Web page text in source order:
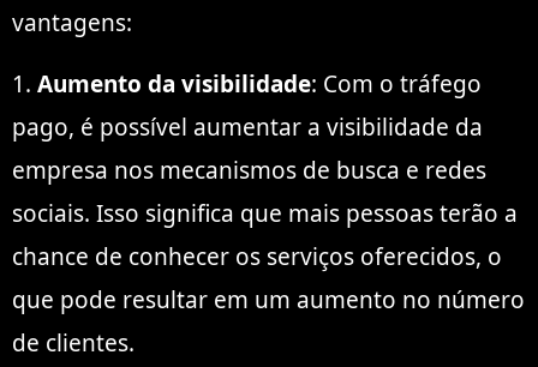
vantagens:
1. Aumento da visibilidade: Com o tráfego
pago, é possível aumentar a visibilidade da
empresa nos mecanismos de busca e redes
sociais. Isso significa que mais pessoas terão a
chance de conhecer os serviços oferecidos, o
que pode resultar em um aumento no número
de clientes.